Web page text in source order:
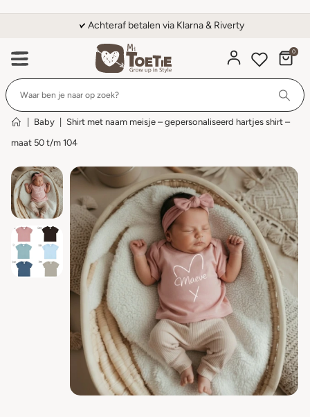
Achteraf betalen via Klarna & Riverty
0
Baby
Shirt met naam meisje – gepersonaliseerd hartjes shirt –
maat 50 t/m 104